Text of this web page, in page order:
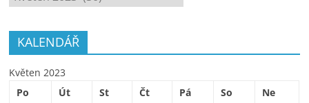
KALENDÁŘ
Květen 2023
Po
Út St Čt Pá So
Ne